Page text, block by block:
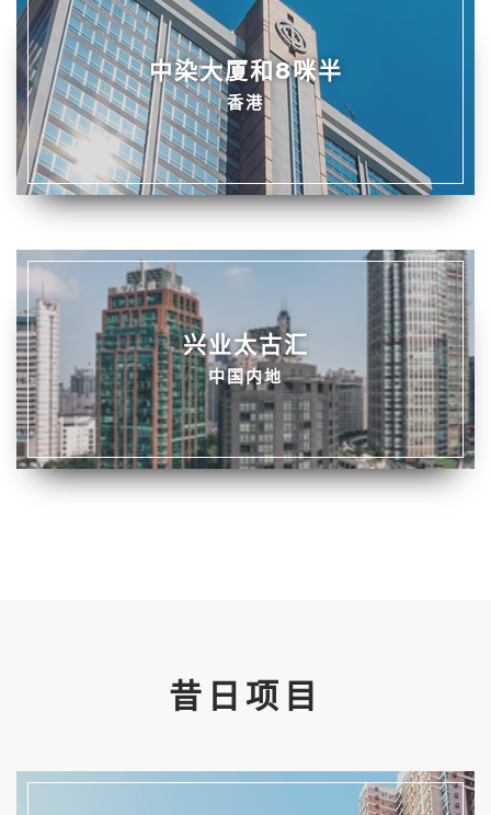
中染大厦和8咪半
香港
兴业太古汇
中国内地
昔日项目